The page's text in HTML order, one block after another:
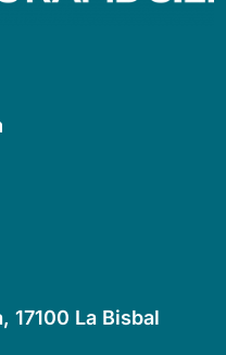
17100 La Bisbal